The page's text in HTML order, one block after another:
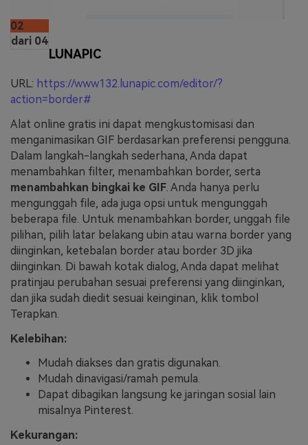
02
dari 04
LUNAPIC
URL: https://www132.lunapic.com/editor/?
action=border#
Alat online gratis ini dapat mengkustomisasi dan
menganimasikan GIF berdasarkan preferensi pengguna.
Dalam langkah-langkah sederhana, Anda dapat
menambahkan filter, menambahkan border, serta
menambahkan bingkai ke GIF . Anda hanya perlu
mengunggah file, ada juga opsi untuk mengunggah
beberapa file. Untuk menambahkan border, unggah file
pilihan, pilih latar belakang ubin atau warna border yang
diinginkan, ketebalan border atau border 3D jika
diinginkan. Di bawah kotak dialog, Anda dapat melihat
pratinjau perubahan sesuai preferensi yang diinginkan,
dan jika sudah diedit sesuai keinginan, klik tombol
Terapkan.
Kelebihan:
Mudah diakses dan gratis digunakan.
Mudah dinavigasi/ramah pemula.
Dapat dibagikan langsung ke jaringan sosial lain
misalnya Pinterest.
Kekurangan: